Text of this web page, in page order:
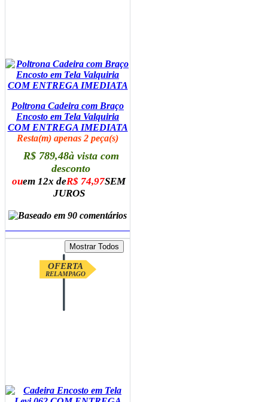
Poltrona Cadeira com Braço
Encosto em Tela Valquiria
COM ENTREGA IMEDIATA
Resta(m) apenas 2 peça(s)
R$ 789,48à vista com
desconto
ouem 12x deR$ 74,97SEM
JUROS
OFERTA
RELAMPAGO